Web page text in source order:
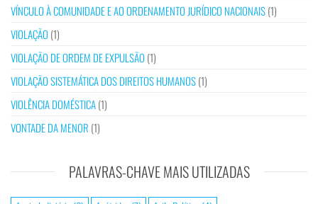
VÍNCULO À COMUNIDADE E AO ORDENAMENTO JURÍDICO NACIONAIS(1)
VIOLAÇÃO (1)
VIOLAÇÃO DE ORDEM DE EXPULSÃO (1)
VIOLAÇÃO SISTEMÁTICA DOS DIREITOS HUMANOS(1)
VIOLÊNCIA DOMÉSTICA(1)
VONTADE DA MENOR (1)
PALAVRAS-CHAVE MAIS UTILIZADAS